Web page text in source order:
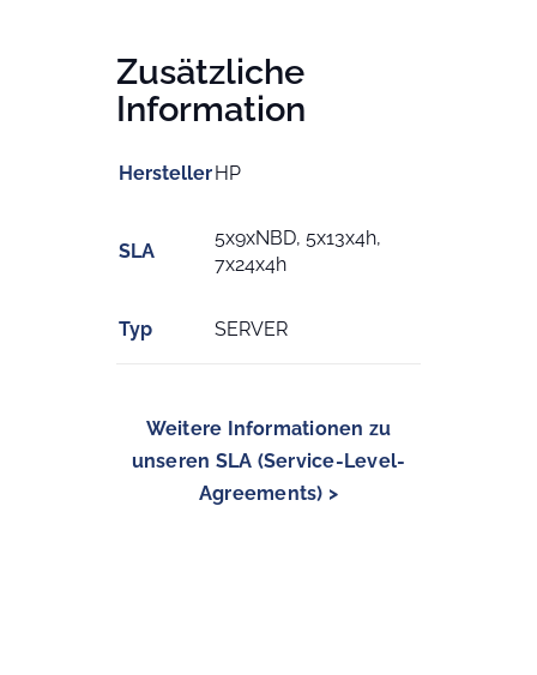
Zusätzliche
Information
HerstellerHP
SLA
5x9xNBD, 5x13x4h,
7x24x4h
Typ SERVER
Weitere Informationen zu
unseren SLA (Service-Level-
Agreements) >